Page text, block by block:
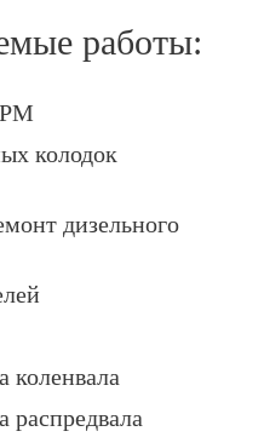
работы:
колодок
дизельного
коленвала
распредвала